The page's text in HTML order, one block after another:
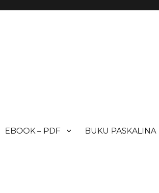
EBOOK – PDF BUKU PASKALINA